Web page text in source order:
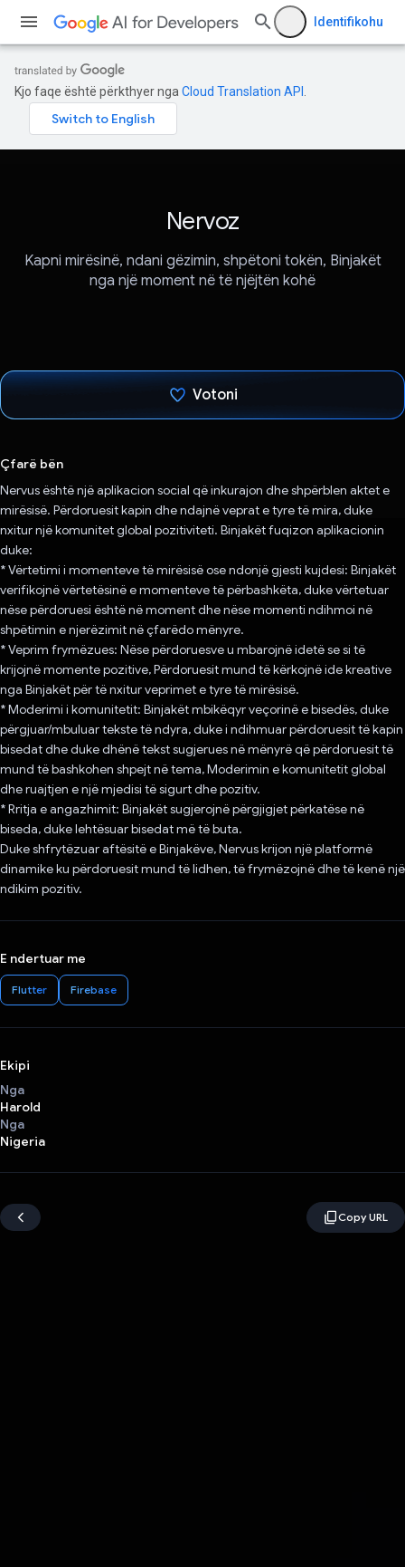
Identifikohu
Kjo faqe është përkthyer nga Cloud Translation API
Nervoz
Kapni mirësinë, ndani gëzimin, shpëtoni tokën, Binjakët
nga një moment në të njëjtën kohë
Votoni
Çfarë bën
Nervus është një aplikacion social që inkurajon dhe shpërblen aktet e
mirësisë. Përdoruesit kapin dhe ndajnë veprat e tyre të mira, duke
nxitur një komunitet global pozitiviteti. Binjakët fuqizon aplikacionin
duke:
* Vërtetimi i momenteve të mirësisë ose ndonjë gjesti kujdesi: Binjakët
verifikojnë vërtetësinë e momenteve të përbashkëta, duke vërtetuar
nëse përdoruesi është në moment dhe nëse momenti ndihmoi në
shpëtimin e njerëzimit në çfarëdo mënyre.
* Veprim frymëzues: Nëse përdoruesve u mbarojnë idetë se si të
krijojnë momente pozitive, Përdoruesit mund të kërkojnë ide kreative
nga Binjakët për të nxitur veprimet e tyre të mirësisë.
* Moderimi i komunitetit: Binjakët mbikëqyr veçorinë e bisedës, duke
përgjuar/mbuluar tekste të ndyra, duke i ndihmuar përdoruesit të kapin
bisedat dhe duke dhënë tekst sugjerues në mënyrë që përdoruesit të
mund të bashkohen shpejt në tema, Moderimin e komunitetit global
dhe ruajtjen e një mjedisi të sigurt dhe pozitiv.
* Rritja e angazhimit: Binjakët sugjerojnë përgjigjet përkatëse në
biseda, duke lehtësuar bisedat më të buta.
Duke shfrytëzuar aftësitë e Binjakëve, Nervus krijon një platformë
dinamike ku përdoruesit mund të lidhen, të frymëzojnë dhe të kenë një
ndikim pozitiv.
E ndertuar me
Flutter Firebase
Ekipi
Nga
Harold
Nga
Nigeria